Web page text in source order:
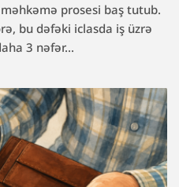
prosesi baş tutub.
bu dəfəki iclasda iş üzrə
3 nəfər...